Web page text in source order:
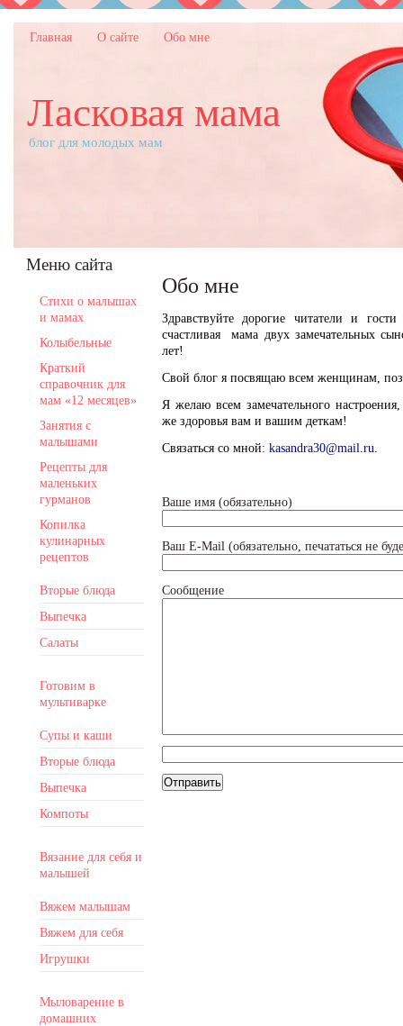
Главная О сайте Обо мне
Ласковая мама
блог для молодых мам
Меню сайта
Стихи о малышах
и мамах
Колыбельные
Краткий
справочник для
мам «12 месяцев»
Занятия с
малышами
Рецепты для
маленьких
гурманов
Копилка
кулинарных
рецептов
Вторые блюда
Выпечка
Салаты
Готовим в
мультиварке
Супы и каши
Вторые блюда
Выпечка
Компоты
Вязание для себя и
малышей
Вяжем малышам
Вяжем для себя
Игрушки
Мыловарение в
домашних
Обо мне
Здравствуйте дорогие читатели и
счастливая мама двух замечательных
лет!
Свой блог я посвящаю всем женщинам,
Я желаю всем замечательного
же здоровья вам и вашим деткам!
Связаться со мной: kasandra30@mail.ru
Ваше имя (обязательно)
Ваш E-Mail (обязательно, печататься не
Сообщение